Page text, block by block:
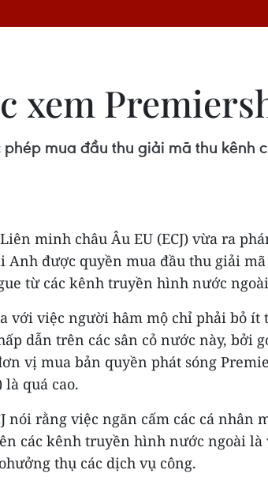
xem
mua đầu thu giải mã thu
minh châu Âu EU (ECJ) vừa ra
Anh được quyền mua đầu thu giải
từ các kênh truyền hình nước
với việc người hâm mộ chỉ phải bỏ ít
dẫn trên các sân cỏ nước này, bởi
vị mua bản quyền phát sóng
quá cao.
nói rằng việc ngăn cấm các cá nhân
các kênh truyền hình nước ngoài
thụ các dịch vụ công.